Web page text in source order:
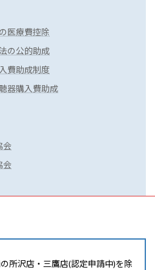
医療費控除
の公的助成
費助成制度
器購入費助成
会
会
所沢店・三鷹店(認定申請中)を除